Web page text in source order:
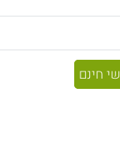
חינם